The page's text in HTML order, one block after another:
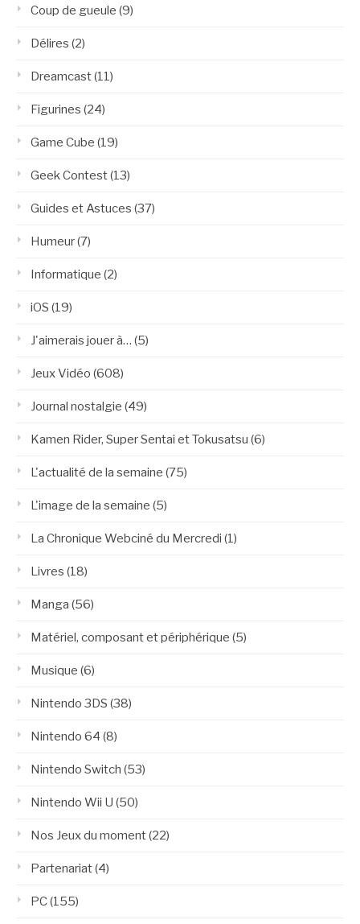
Coup de gueule (9)
Délires (2)
Dreamcast(11)
Figurines (24)
Game Cube (19)
Geek Contest(13)
Guides et Astuces (37)
Humeur(7)
Informatique (2)
iOS (19)
J'aimerais jouer à… (5)
Jeux Vidéo (608)
Journal nostalgie (49)
Kamen Rider, Super Sentai et Tokusatsu (6)
L'actualité de la semaine (75)
L'image de la semaine (5)
La Chronique Webciné du Mercredi (1)
Livres (18)
Manga (56)
Matériel, composant et périphérique (5)
Musique (6)
Nintendo 3DS (38)
Nintendo 64 (8)
Nintendo Switch (53)
Nintendo Wii U (50)
Nos Jeux du moment(22)
Partenariat(4)
PC(155)